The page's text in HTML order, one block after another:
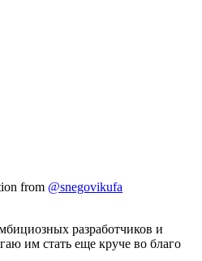
from @snegovikufa
разработчиков и
им стать еще круче во благо